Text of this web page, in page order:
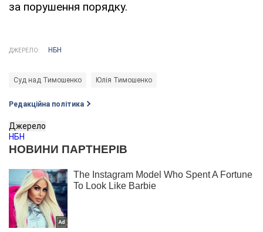
за порушення порядку.
ДЖЕРЕЛО: НБН
Суд над Тимошенко Юлія Тимошенко
Редакційна політика
Джерело
НБН